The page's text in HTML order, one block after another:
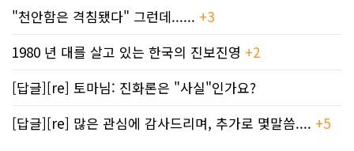
"천안함은 격침됐다" 그런데...... +3
1980 년 대를 살고 있는 한국의 진보진영 +2
[답글][re] 토마님: 진화론은 "사실"인가요?
[답글][re] 많은 관심에 감사드리며, 추가로 몇말씀.... +5